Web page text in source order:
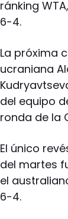
ránking
6-4.
La próxima
ucraniana
del equipo
ronda de la
El único
del martes
el
6-4.